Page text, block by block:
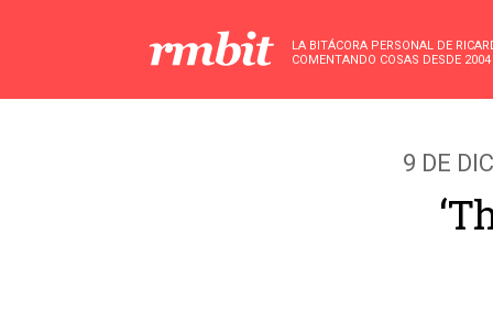
LA BITÁCORA PERSONAL DE
COMENTANDO COSAS DESDE 2004
9 DE